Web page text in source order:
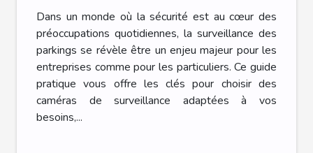
surveillance pour parkings
Dans un monde où la sécurité est au cœur des
préoccupations quotidiennes, la surveillance des
parkings se révèle être un enjeu majeur pour les
entreprises comme pour les particuliers. Ce guide
pratique vous offre les clés pour choisir des
caméras de surveillance adaptées à vos
besoins,...